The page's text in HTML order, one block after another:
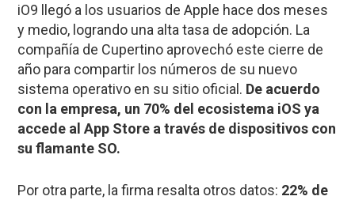
iO9 llegó a los usuarios de Apple hace dos meses
y medio, logrando una alta tasa de adopción. La
compañía de Cupertino aprovechó este cierre de
año para compartir los números de su nuevo
sistema operativo en su sitio oficial. De acuerdo
con la empresa, un 70% del ecosistema iOS ya
accede al App Store a través de dispositivos con
su flamante SO.
Por otra parte, la firma resalta otros datos: 22% de